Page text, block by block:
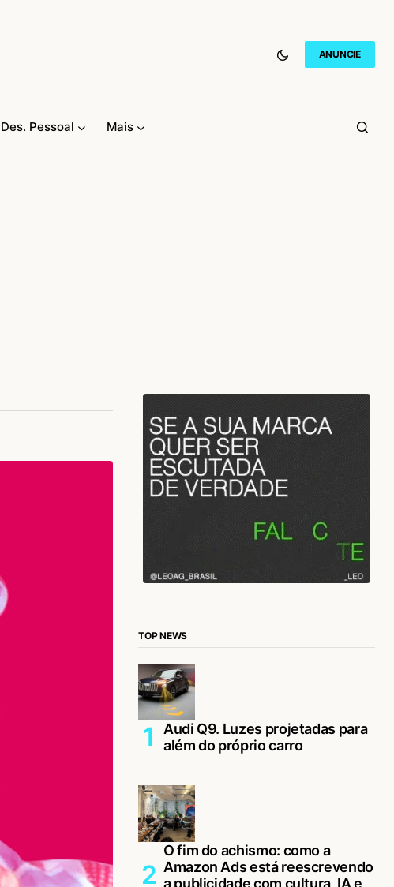
ANUNCIE
Des. Pessoal Mais
TOP NEWS
Audi Q9. Luzes projetadas para
além do próprio carro
O fim do achismo: como a
Amazon Ads está reescrevendo
a publicidade com cultura, IA e